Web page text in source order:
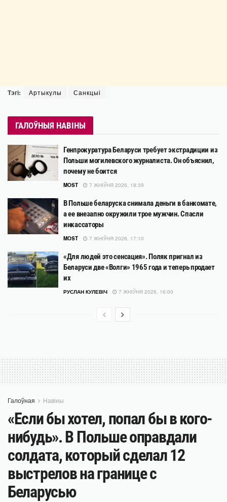
Тэгі: Артыкулы Санкцыі
ГАЛОЎНЫЯ НАВІНЫ
Генпрокуратура Беларуси требует экстрадиции из
Польши могилевского журналиста. Он объяснил,
почему не боится
MOST 7 ЖНІЎНЯ 2026, 18:39
В Польше беларуска снимала деньги в банкомате,
а ее внезапно окружили трое мужчин. Спасли
инкассаторы
MOST 7 ЖНІЎНЯ 2026, 17:10
«Для людей это сенсация». Поляк пригнал из
Беларуси две «Волги» 1965 года и теперь продает
их
РУСЛАН КУЛЕВІЧ 7 ЖНІЎНЯ 2026, 16:00
Галоўная Навіны
«Если бы хотел, попал бы в кого-
нибудь». В Польше оправдали
солдата, который сделал 12
выстрелов на границе с
Беларусью